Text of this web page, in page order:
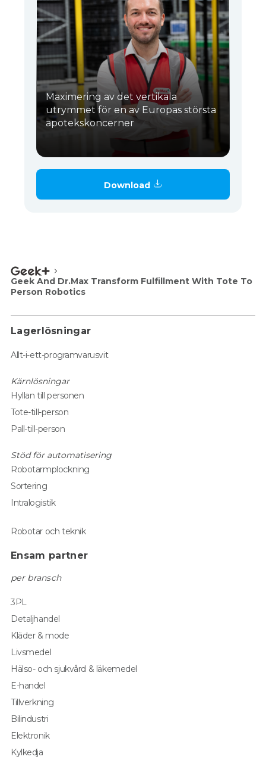
Maximering av det vertikala
utrymmet för en av Europas största
apotekskoncerner
Download
Geek And Dr.Max Transform Fulfillment With Tote To
Person Robotics
Lagerlösningar
Allt-i-ett-programvarusvit
Kärnlösningar
Hyllan till personen
Tote-till-person
Pall-till-person
Stöd för automatisering
Robotarmplockning
Sortering
Intralogistik
Robotar och teknik
Ensam partner
per bransch
3PL
Detaljhandel
Kläder & mode
Livsmedel
Hälso- och sjukvård & läkemedel
E-handel
Tillverkning
Bilindustri
Elektronik
Kylkedja